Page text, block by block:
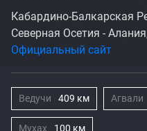
Кабардино-Балкарская
Северная Осетия -
Официальный сайт
Ведучи 409 км Агвали
Мухах 100 км